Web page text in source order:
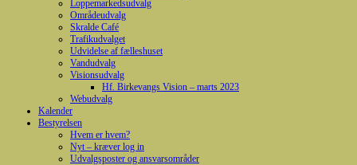
Loppemarkedsudvalg
Områdeudvalg
Skralde Café
Trafikudvalget
Udvidelse af fælleshuset
Vandudvalg
Visionsudvalg
Hf. Birkevangs Vision – marts 2023
Webudvalg
Kalender
Bestyrelsen
Hvem er hvem?
Nyt – kræver log in
Udvalgsposter og ansvarsområder